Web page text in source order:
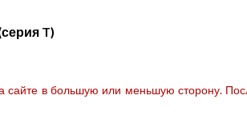
T)
сайте в большую или меньшую сторону.